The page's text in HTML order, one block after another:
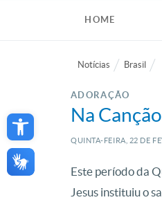
Open toolbar
HOME
Notícias Brasil
ADORAÇÃO
Na
QUINTA-FEIRA, 22 DE
Este período da
Jesus instituiu o